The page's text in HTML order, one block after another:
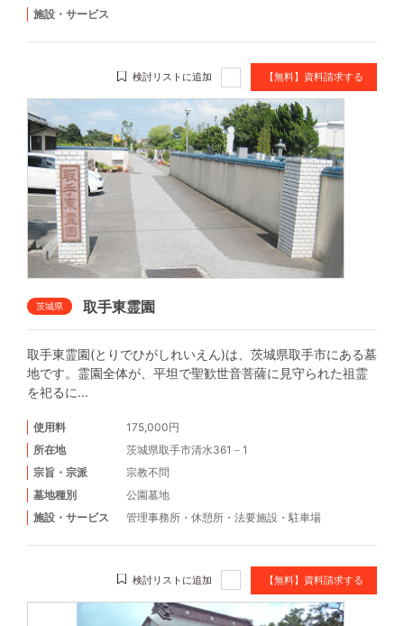
施設・サービス
検討リストに追加 【無料】資料請求する
茨城県 取手東霊園
取手東霊園(とりでひがしれいえん)は、茨城県取手市にある墓
地です。霊園全体が、平坦で聖歓世音菩薩に見守られた祖霊
を祀るに...
使用料
175,000円
所在地
茨城県取手市清水361－1
宗旨・宗派
宗教不問
墓地種別
公園墓地
施設・サービス
管理事務所 ・ 休憩所 ・ 法要施設 ・ 駐車場
検討リストに追加 【無料】資料請求する